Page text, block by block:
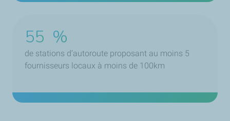
55 %
de stations d’autoroute proposant au moins 5
fournisseurs locaux à moins de 100km